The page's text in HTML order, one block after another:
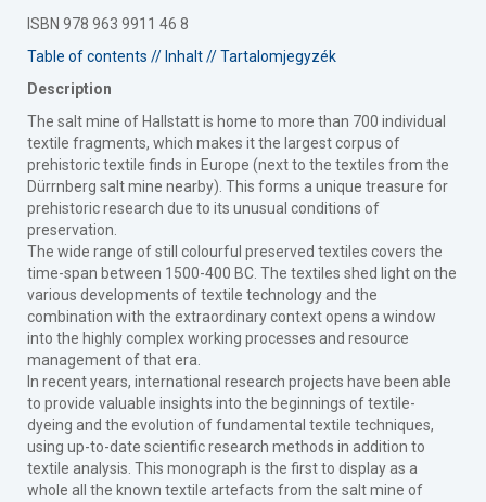
ISBN 978 963 9911 46 8
Table of contents // Inhalt // Tartalomjegyzék
Description
The salt mine of Hallstatt is home to more than 700 individual
textile fragments, which makes it the largest corpus of
prehistoric textile finds in Europe (next to the textiles from the
Dürrnberg salt mine nearby). This forms a unique treasure for
prehistoric research due to its unusual conditions of
preservation.
The wide range of still colourful preserved textiles covers the
time-span between 1500-400 BC. The textiles shed light on the
various developments of textile technology and the
combination with the extraordinary context opens a window
into the highly complex working processes and resource
management of that era.
In recent years, international research projects have been able
to provide valuable insights into the beginnings of textile-
dyeing and the evolution of fundamental textile techniques,
using up-to-date scientific research methods in addition to
textile analysis. This monograph is the first to display as a
whole all the known textile artefacts from the salt mine of